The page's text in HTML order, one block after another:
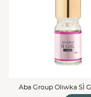
Aba Group Oliwka SÌ